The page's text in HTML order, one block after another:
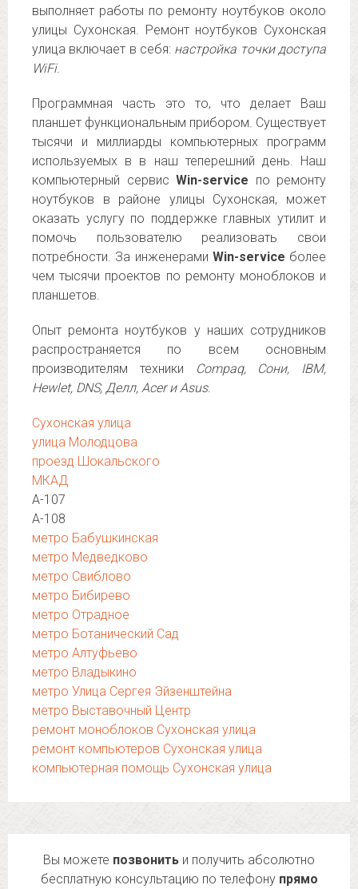
выполняет работы по ремонту ноутбуков около
улицы Сухонская. Ремонт ноутбуков Сухонская
улица включает в себя: настройка точки доступа
WiFi.
Программная часть это то, что делает Ваш
планшет функциональным прибором. Существует
тысячи и миллиарды компьютерных программ
используемых в в наш теперешний день. Наш
компьютерный сервис Win-service по ремонту
ноутбуков в районе улицы Сухонская, может
оказать услугу по поддержке главных утилит и
помочь пользователю реализовать свои
потребности. За инженерами Win-service более
чем тысячи проектов по ремонту моноблоков и
планшетов.
Опыт ремонта ноутбуков у наших сотрудников
распространяется по всем основным
производителям техники
Compaq, Сони, IBM,
Hewlet, DNS, Делл, Acer и Asus.
Сухонская улица
улица Молодцова
проезд Шокальского
МКАД
А-107
А-108
метро Бабушкинская
метро Медведково
метро Свиблово
метро Бибирево
метро Отрадное
метро Ботанический Сад
метро Алтуфьево
метро Владыкино
метро Улица Сергея Эйзенштейна
метро Выставочный Центр
ремонт моноблоков Сухонская улица
ремонт компьютеров Сухонская улица
компьютерная помощь Сухонская улица
Вы можете позвонить и получить абсолютно
бесплатную консультацию по телефону прямо